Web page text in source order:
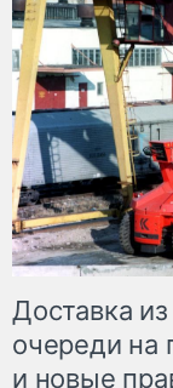
Доставка
очереди на
и новые